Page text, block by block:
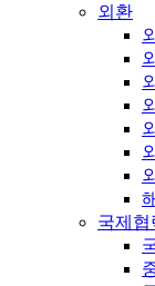
외환
국제협